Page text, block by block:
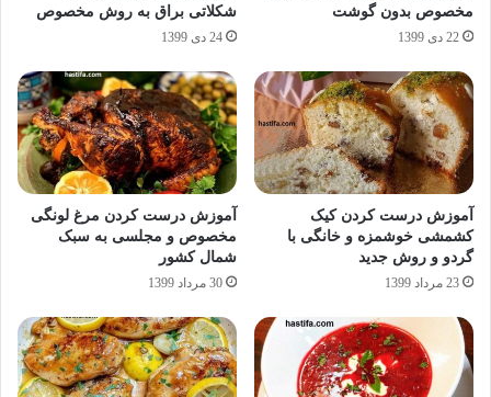
مخصوص بدون گوشت
22 دی 1399
شکلاتی براق به روش مخصوص
24 دی 1399
آموزش درست کردن کیک
کشمشی خوشمزه و خانگی با
گردو و روش جدید
23 مرداد 1399
آموزش درست کردن مرغ لونگی
مخصوص و مجلسی به سبک
شمال کشور
30 مرداد 1399